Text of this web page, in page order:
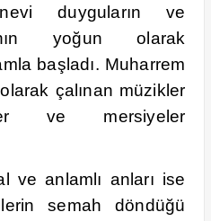
duyguların ve
yoğun olarak
başladı. Muharrem
çalınan müzikler
ve mersiyeler
ve anlamlı anları ise
semah döndüğü